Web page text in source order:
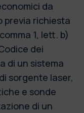
da
previa richiesta
1, lett. b)
dei
di un sistema
sorgente laser,
e sonde
di un